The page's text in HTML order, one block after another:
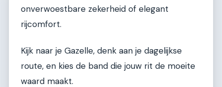
onverwoestbare zekerheid of elegant
rijcomfort.
Kijk naar je Gazelle, denk aan je dagelijkse
route, en kies de band die jouw rit de moeite
waard maakt.